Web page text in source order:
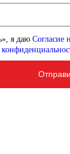
я даю Согласие